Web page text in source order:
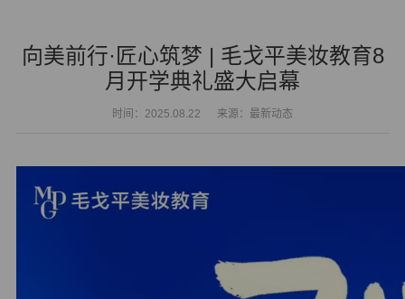
向美前行·匠心筑梦 | 毛戈平美妆教育8
月开学典礼盛大启幕
时间：2025.08.22 来源：最新动态